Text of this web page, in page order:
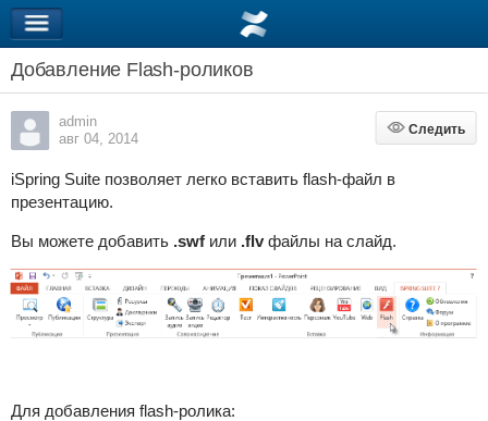
Добавление Flash-роликов
admin
авг 04, 2014
Следить
Следить
iSpring Suite позволяет легко вставить flash-файл в
презентацию.
Вы можете добавить .swf или .flv файлы на слайд.
Для добавления flash-ролика: